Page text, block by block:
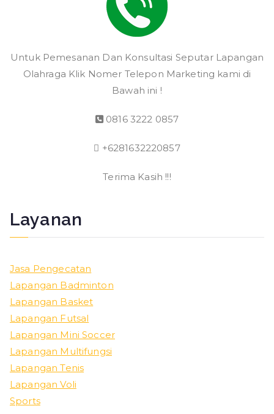
Untuk Pemesanan Dan Konsultasi Seputar Lapangan
Olahraga Klik Nomer Telepon Marketing kami di
Bawah ini !
0816 3222 0857
+6281632220857
Terima Kasih !!!
Layanan
Jasa Pengecatan
Lapangan Badminton
Lapangan Basket
Lapangan Futsal
Lapangan Mini Soccer
Lapangan Multifungsi
Lapangan Tenis
Lapangan Voli
Sports